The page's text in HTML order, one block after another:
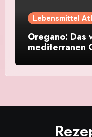
Lebensmittel
Oregano: Das
mediterranen